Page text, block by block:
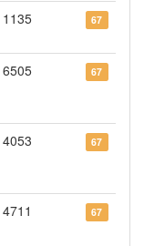
1135 67
6505 67
4053 67
4711 67